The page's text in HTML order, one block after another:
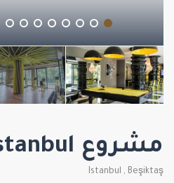
مشروع Yoo Istanbul
Istanbul , Beşiktaş